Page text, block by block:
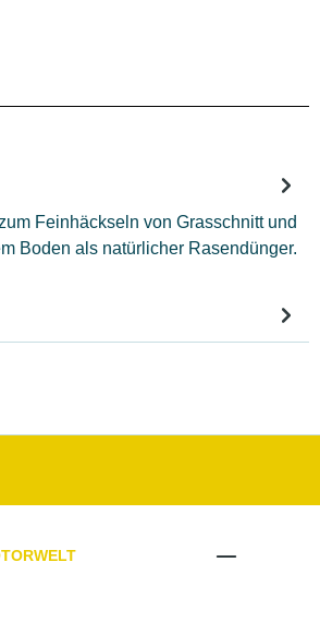
Feinhäckseln von Grasschnitt und
Boden als natürlicher Rasendünger.